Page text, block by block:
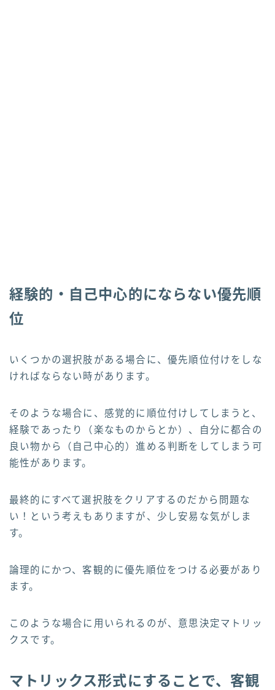
経験的・自己中心的にならない優先順
位
いくつかの選択肢がある場合に、優先順位付けをしな
ければならない時があります。
そのような場合に、感覚的に順位付けしてしまうと、
経験であったり（楽なものからとか）、自分に都合の
良い物から（自己中心的）進める判断をしてしまう可
能性があります。
最終的にすべて選択肢をクリアするのだから問題な
い！という考えもありますが、少し安易な気がしま
す。
論理的にかつ、客観的に優先順位をつける必要があり
ます。
このような場合に用いられるのが、意思決定マトリッ
クスです。
マトリックス形式にすることで、客観